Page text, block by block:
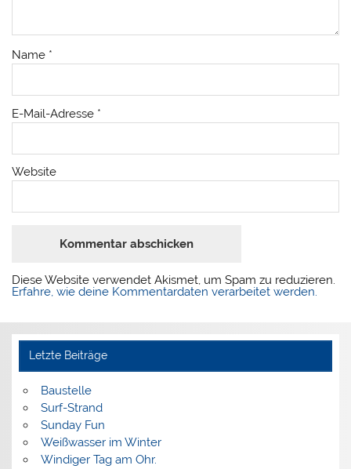
Name *
E-Mail-Adresse *
Website
Diese Website verwendet Akismet, um Spam zu reduzieren.
Erfahre, wie deine Kommentardaten verarbeitet werden.
Letzte Beiträge
Baustelle
Surf-Strand
Sunday Fun
Weißwasser im Winter
Windiger Tag am Ohr.